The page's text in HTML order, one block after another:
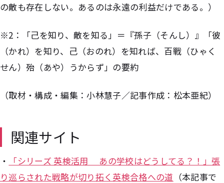
の敵も存在しない。あるのは永遠の利益だけである。）
※2：「己を知り、敵を知る」＝『孫子（そんし）』「彼
（かれ）を知り、己（おのれ）を知れば、百戰（ひゃく
せん）殆（あや）うからず」の要約
（取材・構成・編集：小林慧子／記事作成：松本亜紀）
関連サイト
・
「シリーズ 英検活用 あの学校はどうしてる？！」張
り巡らされた戦略が切り拓く英検合格への道 （本記事で